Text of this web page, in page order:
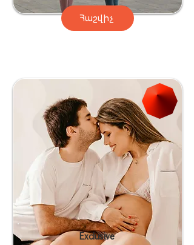
Հաշվիչ
Exclusive